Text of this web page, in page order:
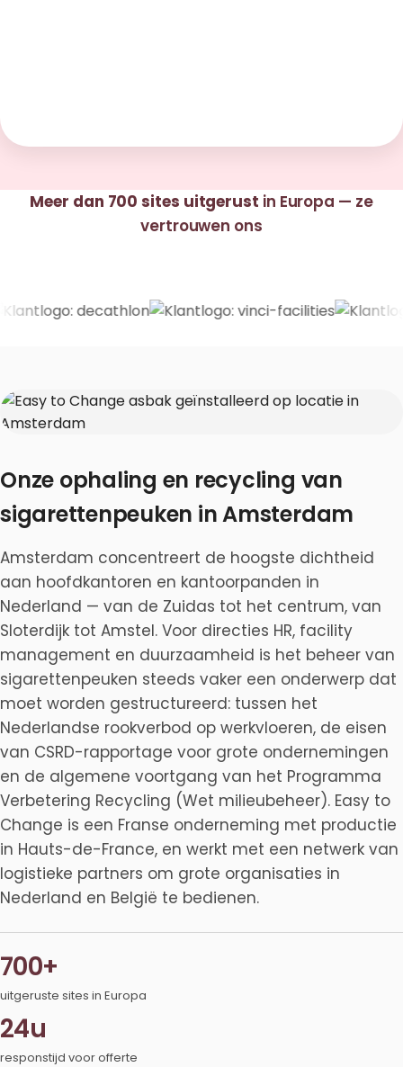
Meer dan 700 sites uitgerust in Europa — ze
vertrouwen ons
Onze ophaling en recycling van
sigarettenpeuken in Amsterdam
Amsterdam concentreert de hoogste dichtheid
aan hoofdkantoren en kantoorpanden in
Nederland — van de Zuidas tot het centrum, van
Sloterdijk tot Amstel. Voor directies HR, facility
management en duurzaamheid is het beheer van
sigarettenpeuken steeds vaker een onderwerp dat
moet worden gestructureerd: tussen het
Nederlandse rookverbod op werkvloeren, de eisen
van CSRD-rapportage voor grote ondernemingen
en de algemene voortgang van het Programma
Verbetering Recycling (Wet milieubeheer). Easy to
Change is een Franse onderneming met productie
in Hauts-de-France, en werkt met een netwerk van
logistieke partners om grote organisaties in
Nederland en België te bedienen.
700+
uitgeruste sites in Europa
24u
responstijd voor offerte